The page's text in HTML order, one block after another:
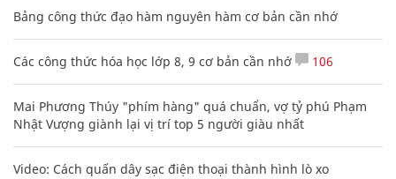
Bảng công thức đạo hàm nguyên hàm cơ bản cần nhớ
Các công thức hóa học lớp 8, 9 cơ bản cần nhớ 106
Mai Phương Thúy "phím hàng" quá chuẩn, vợ tỷ phú Phạm
Nhật Vượng giành lại vị trí top 5 người giàu nhất
Video: Cách quấn dây sạc điện thoại thành hình lò xo